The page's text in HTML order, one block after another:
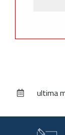
documento
ultima